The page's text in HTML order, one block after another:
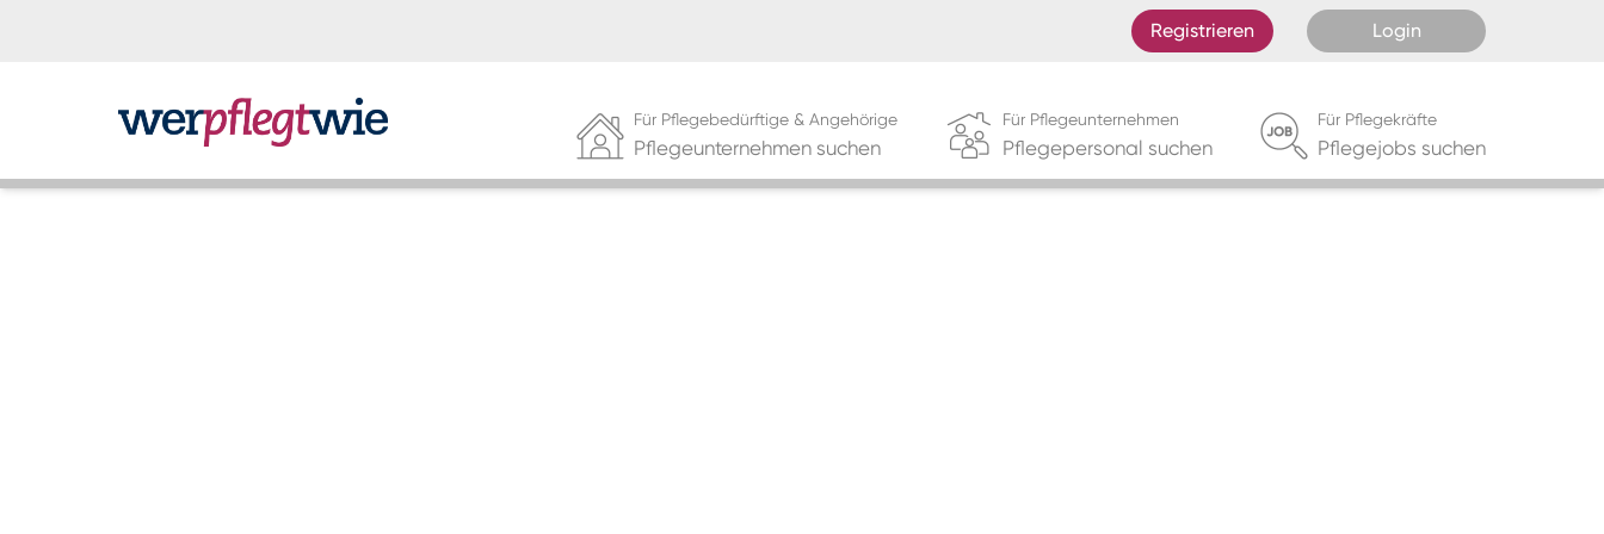
Registrieren Login
Für Pflegebedürftige & Angehörige
Pflegeunternehmen suchen
Für Pflegeunternehmen
Pflegepersonal suchen
Für Pflegekräfte
Pflegejobs suchen